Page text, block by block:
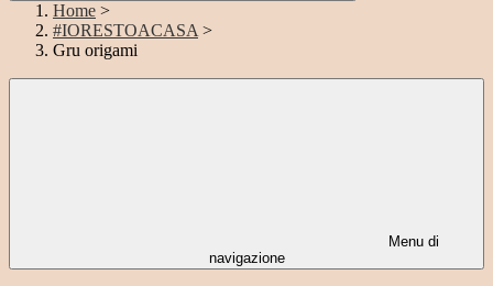
Home >
#IORESTOACASA >
Gru origami
Menu di
navigazione